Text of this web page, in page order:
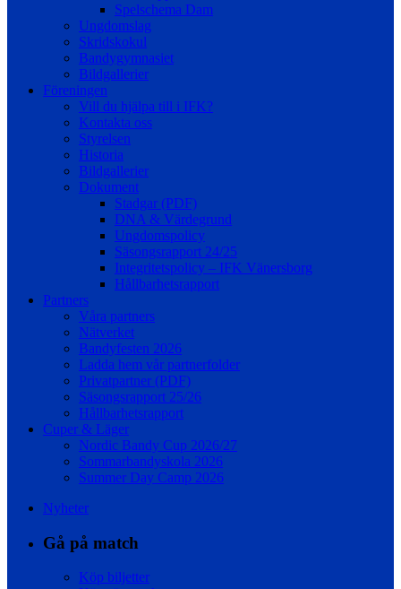
Spelschema Dam
Ungdomslag
Skridskokul
Bandygymnasiet
Bildgallerier
Föreningen
Vill du hjälpa till i IFK?
Kontakta oss
Styrelsen
Historia
Bildgallerier
Dokument
Stadgar (PDF)
DNA & Värdegrund
Ungdomspolicy
Säsongsrapport 24/25
Integritetspolicy – IFK Vänersborg
Hållbarhetsrapport
Partners
Våra partners
Nätverket
Bandyfesten 2026
Ladda hem vår partnerfolder
Privatpartner (PDF)
Säsongsrapport 25/26
Hållbarhetsrapport
Cuper & Läger
Nordic Bandy Cup 2026/27
Sommarbandyskola 2026
Summer Day Camp 2026
Nyheter
Gå på match
Köp biljetter